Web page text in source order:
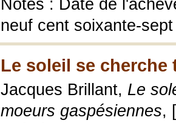
Notes : Date de
neuf cent soixante-sept
Le soleil se cherche
Jacques Brillant, Le
moeurs gaspésiennes,